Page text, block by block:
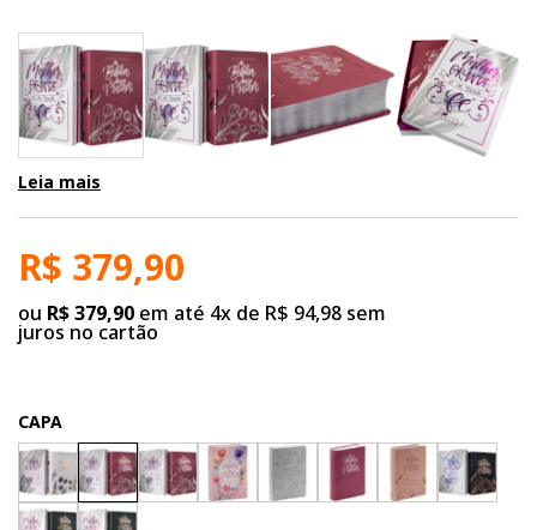
Leia mais
R$ 379,90
ou R$ 379,90 em até 4x de R$ 94,98 sem
juros no cartão
CAPA